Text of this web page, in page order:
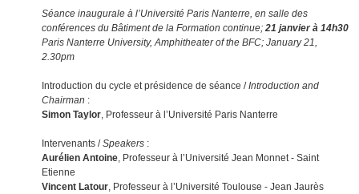
Séance inaugurale à l’Université Paris Nanterre, en salle des
conférences du Bâtiment de la Formation continue; 21 janvier à 14h30
Paris Nanterre University, Amphitheater of the BFC; January 21,
2.30pm
Introduction du cycle et présidence de séance /Introduction and
Chairman :
Simon Taylor, Professeur à l’Université Paris Nanterre
Intervenants /Speakers :
Aurélien Antoine, Professeur à l’Université Jean Monnet - Saint
Etienne
Vincent Latour, Professeur à l’Université Toulouse - Jean Jaurès